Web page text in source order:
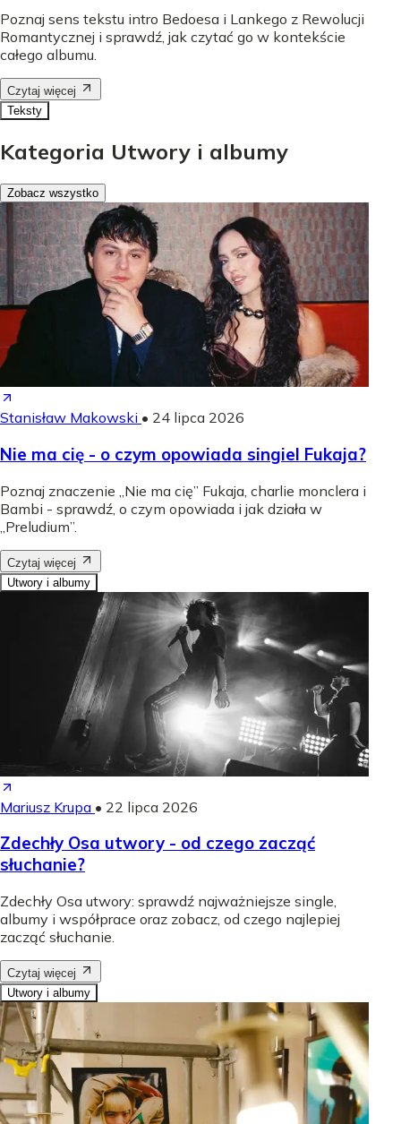
Poznaj sens tekstu intro Bedoesa i Lankego z Rewolucji
Romantycznej i sprawdź, jak czytać go w kontekście
całego albumu.
Czytaj więcej
Teksty
Kategoria Utwory i albumy
Zobacz wszystko
Stanisław Makowski • 24 lipca 2026
Nie ma cię - o czym opowiada singiel Fukaja?
Poznaj znaczenie „Nie ma cię” Fukaja, charlie monclera i
Bambi - sprawdź, o czym opowiada i jak działa w
„Preludium”.
Czytaj więcej
Utwory i albumy
Mariusz Krupa • 22 lipca 2026
Zdechły Osa utwory - od czego zacząć
słuchanie?
Zdechły Osa utwory: sprawdź najważniejsze single,
albumy i współprace oraz zobacz, od czego najlepiej
zacząć słuchanie.
Czytaj więcej
Utwory i albumy